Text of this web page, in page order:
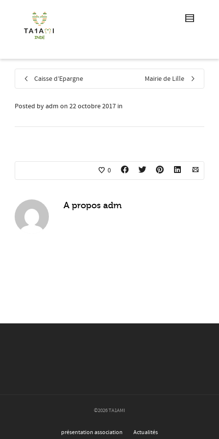
Caisse d’Epargne Mairie de Lille
Posted by adm on 22 octobre 2017 in
0
A propos adm
©2026 TA1AMI
présentation association Actualités